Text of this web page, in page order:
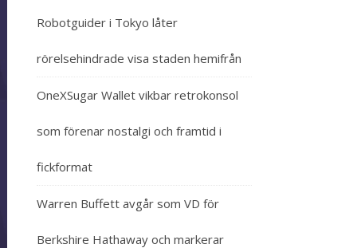
Robotguider i Tokyo låter
rörelsehindrade visa staden hemifrån
OneXSugar Wallet vikbar retrokonsol
som förenar nostalgi och framtid i
fickformat
Warren Buffett avgår som VD för
Berkshire Hathaway och markerar